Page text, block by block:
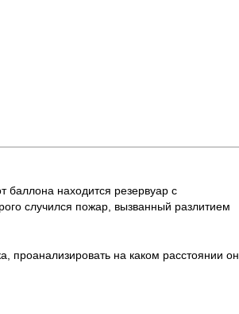
баллона находится резервуар с
случился пожар, вызванный разлитием
проанализировать на каком расстоянии он